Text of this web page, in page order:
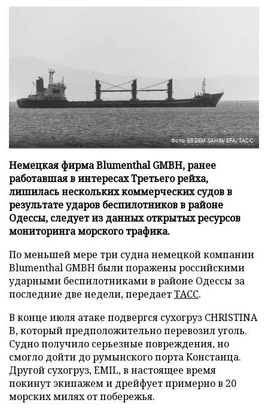
Фото: ERDEM SAHIN/EPA/ТАСС
Немецкая фирма Blumenthal GMBH, ранее
работавшая в интересах Третьего рейха,
лишилась нескольких коммерческих судов в
результате ударов беспилотников в районе
Одессы, следует из данных открытых ресурсов
мониторинга морского трафика.
По меньшей мере три судна немецкой компании
Blumenthal GMBH были поражены российскими
ударными беспилотниками в районе Одессы за
последние две недели, передаетТАСС.
В конце июля атаке подвергся сухогруз CHRISTINA
B, который предположительно перевозил уголь.
Судно получило серьезные повреждения, но
смогло дойти до румынского порта Констанца.
Другой сухогруз, EMIL, в настоящее время
покинут экипажем и дрейфует примерно в 20
морских милях от побережья.